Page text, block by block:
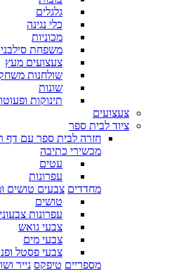
גלגלים
כלי נגינה
מכוניות
משפחת
צעצועים מעץ
שולחנות
שונות
תינוקות
צעצועים
ציוד לבית ספר
חזרה לבית ספר עם דף
מכשירי כתיבה
עטים
עפרונות
מחדדים צבעים טושים
טושים
עפרונות
צבעי גואש
צבעי מים
צבעי פסטל
מספריים טיפקס נייר